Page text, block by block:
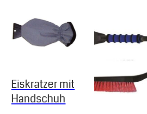
Eiskratzer mit
Handschuh